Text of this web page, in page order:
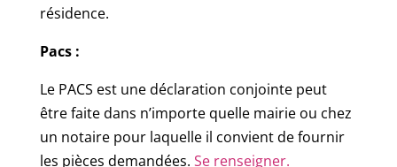
résidence.
Pacs :
Le PACS est une déclaration conjointe peut
être faite dans n’importe quelle mairie ou chez
un notaire pour laquelle il convient de fournir
les pièces demandées. Se renseigner.